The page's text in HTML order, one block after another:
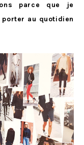
parce que je
au quotidien